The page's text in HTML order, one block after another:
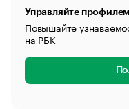
Управляйте
Повышайте
на РБК